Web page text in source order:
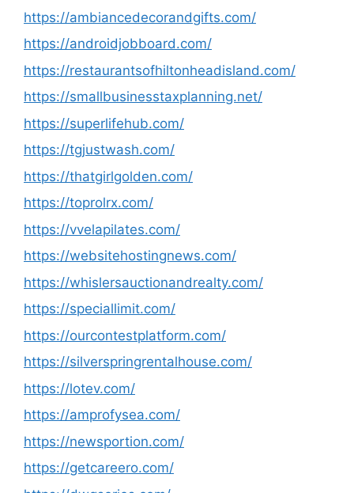
https://ambiancedecorandgifts.com/
https://androidjobboard.com/
https://restaurantsofhiltonheadisland.com/
https://smallbusinesstaxplanning.net/
https://superlifehub.com/
https://tgjustwash.com/
https://thatgirlgolden.com/
https://toprolrx.com/
https://vvelapilates.com/
https://websitehostingnews.com/
https://whislersauctionandrealty.com/
https://speciallimit.com/
https://ourcontestplatform.com/
https://silverspringrentalhouse.com/
https://lotev.com/
https://amprofysea.com/
https://newsportion.com/
https://getcareero.com/